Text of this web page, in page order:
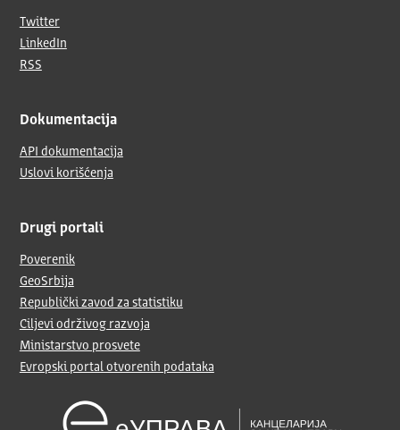
Twitter
LinkedIn
RSS
Dokumentacija
API dokumentacija
Uslovi korišćenja
Drugi portali
Poverenik
GeoSrbija
Republički zavod za statistiku
Ciljevi održivog razvoja
Ministarstvo prosvete
Evropski portal otvorenih podataka